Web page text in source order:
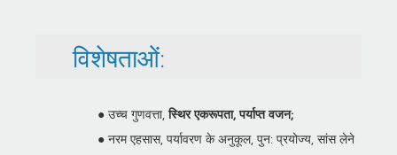
विशेषताओं:
● उच्च गुणवत्ता,स्थिर एकरूपता, पर्याप्त वजन;
● नरम एहसास, पर्यावरण के अनुकूल, पुन: प्रयोज्य, सांस लेने